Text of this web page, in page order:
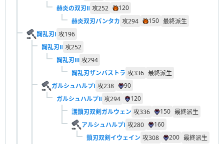
赫炎の双刃Ⅱ 攻252
120
赫炎双刃パンタカ 攻294 150 最終派生
闢乱刃Ⅰ 攻196
闢乱刃Ⅱ 攻252
闢乱刃Ⅲ 攻294
闢乱刃ザンバストラ 攻336 最終派生
ガルシュハルプⅠ 攻238
90
ガルシュハルプⅡ 攻294
120
護鎖刃双剣ガルウェン 攻336 150 最終派生
アルシュハルプⅠ 攻280
160
鎖刃双剣イウェイン 攻308 200 最終派生